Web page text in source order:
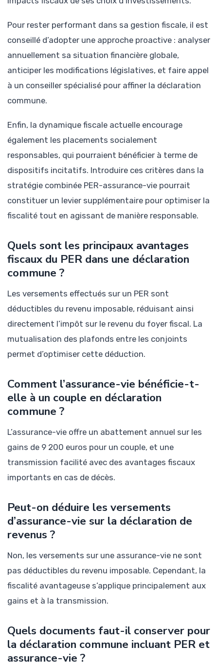
Pour rester performant dans sa gestion fiscale, il est
conseillé d’adopter une approche proactive : analyser
annuellement sa situation financière globale,
anticiper les modifications législatives, et faire appel
à un conseiller spécialisé pour affiner la déclaration
commune.
Enfin, la dynamique fiscale actuelle encourage
également les placements socialement
responsables, qui pourraient bénéficier à terme de
dispositifs incitatifs. Introduire ces critères dans la
stratégie combinée PER-assurance-vie pourrait
constituer un levier supplémentaire pour optimiser la
fiscalité tout en agissant de manière responsable.
Quels sont les principaux avantages
fiscaux du PER dans une déclaration
commune ?
Les versements effectués sur un PER sont
déductibles du revenu imposable, réduisant ainsi
directement l’impôt sur le revenu du foyer fiscal. La
mutualisation des plafonds entre les conjoints
permet d’optimiser cette déduction.
Comment l’assurance-vie bénéficie-t-
elle à un couple en déclaration
commune ?
L’assurance-vie offre un abattement annuel sur les
gains de 9 200 euros pour un couple, et une
transmission facilité avec des avantages fiscaux
importants en cas de décès.
Peut-on déduire les versements
d’assurance-vie sur la déclaration de
revenus ?
Non, les versements sur une assurance-vie ne sont
pas déductibles du revenu imposable. Cependant, la
fiscalité avantageuse s’applique principalement aux
gains et à la transmission.
Quels documents faut-il conserver pour
la déclaration commune incluant PER et
assurance-vie ?